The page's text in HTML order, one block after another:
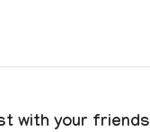
with your friends